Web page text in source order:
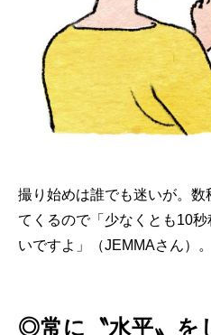
撮り始めは誰でも迷いが。
てくるので「少なくとも10
いですよ」（JEMMAさん）。
◎常に〝水平〟を